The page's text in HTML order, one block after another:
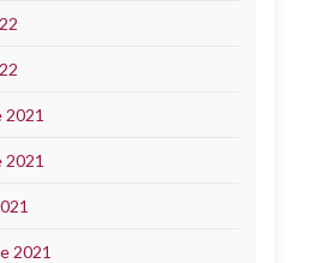
2021
2021
2021